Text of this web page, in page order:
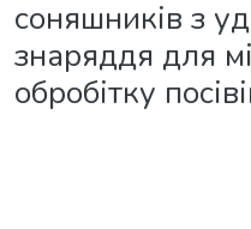
соняшників з
знаряддя для
обробітку